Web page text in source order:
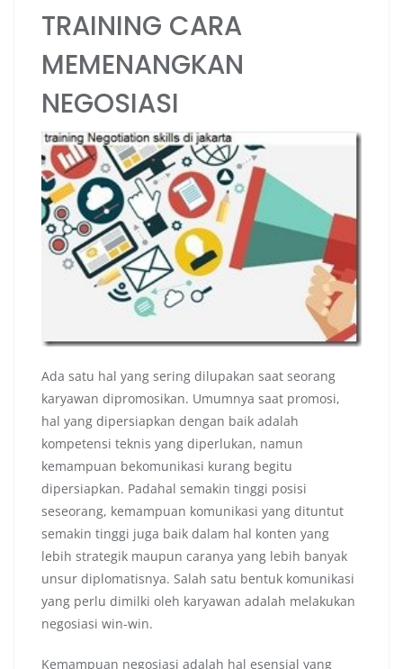
TRAINING CARA
MEMENANGKAN
NEGOSIASI
Ada satu hal yang sering dilupakan saat seorang
karyawan dipromosikan. Umumnya saat promosi,
hal yang dipersiapkan dengan baik adalah
kompetensi teknis yang diperlukan, namun
kemampuan bekomunikasi kurang begitu
dipersiapkan. Padahal semakin tinggi posisi
seseorang, kemampuan komunikasi yang dituntut
semakin tinggi juga baik dalam hal konten yang
lebih strategik maupun caranya yang lebih banyak
unsur diplomatisnya. Salah satu bentuk komunikasi
yang perlu dimilki oleh karyawan adalah melakukan
negosiasi win-win.
Kemampuan negosiasi adalah hal esensial yang